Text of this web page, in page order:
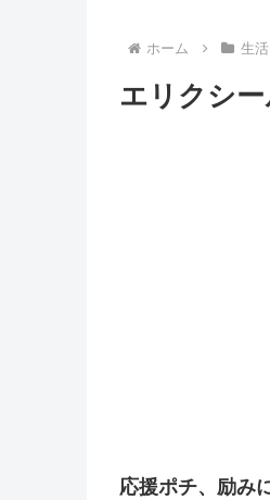
ホーム 生活
エリクシ
応援ポチ、励み